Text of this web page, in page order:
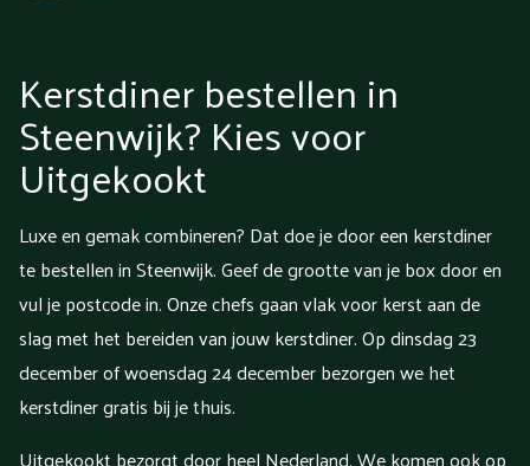
Kerstdiner bestellen in
Steenwijk? Kies voor
Uitgekookt
Luxe en gemak combineren? Dat doe je door een kerstdiner
te bestellen in Steenwijk. Geef de grootte van je box door en
vul je postcode in. Onze chefs gaan vlak voor kerst aan de
slag met het bereiden van jouw kerstdiner. Op dinsdag 23
december of woensdag 24 december bezorgen we het
kerstdiner gratis bij je thuis.